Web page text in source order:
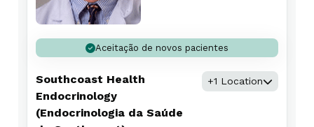
Aceitação de novos pacientes
Southcoast Health
Endocrinology
(Endocrinologia da Saúde
+1 Location